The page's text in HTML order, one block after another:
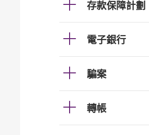
存款保障計劃
電子銀行
騙案
轉帳